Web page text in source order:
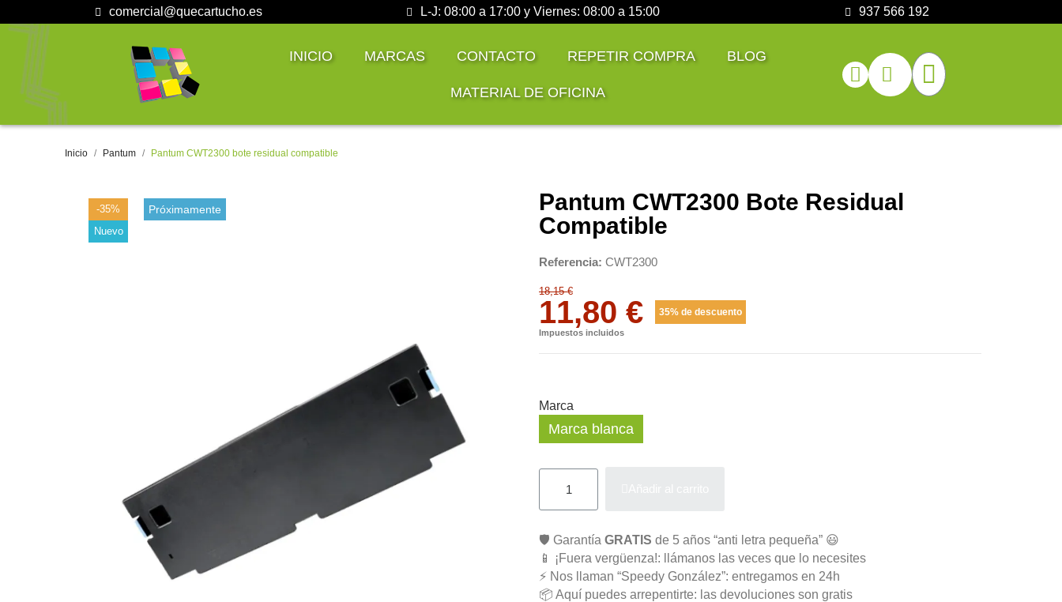
comercial@quecartucho.es L-J: 08:00 a 17:00 y Viernes: 08:00 a 15:00 937 566 192
INICIO MARCAS CONTACTO REPETIR COMPRA BLOG
MATERIAL DE OFICINA
Inicio Pantum Pantum CWT2300 bote residual compatible
-35%
Nuevo
Próximamente
Pantum CWT2300 Bote Residual
Compatible
Referencia CWT2300
18,15 €
11,80 € 35% de descuento
Impuestos incluidos
Marca
Marca blanca
🛡️ Garantía GRATIS de 5 años “anti letra pequeña” 😃
📱 ¡Fuera vergüenza!: llámanos las veces que lo necesites
⚡ Nos llaman “Speedy González”: entregamos en 24h
📦 Aquí puedes arrepentirte: las devoluciones son gratis